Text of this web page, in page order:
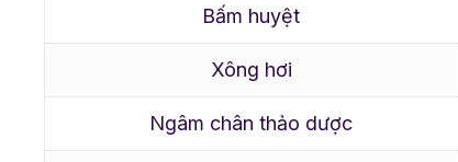
Bấm huyệt
Xông hơi
Ngâm chân thảo dược